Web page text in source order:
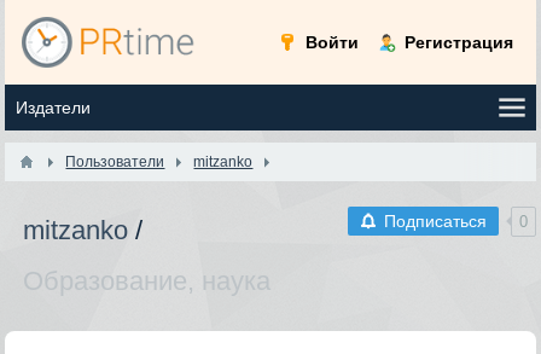
Войти Регистрация
Пользователи mitzanko
Подписаться 0
mitzanko /
Образование, наука